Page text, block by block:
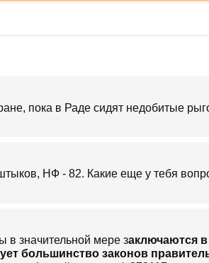
пока в Раде сидят недобитые
НФ - 82. Какие еще у тебя
в значительной мере заключаются
большинство законов